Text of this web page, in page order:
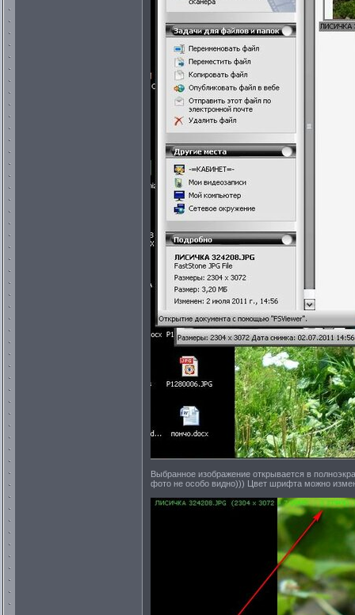
Выбранное изображение открывается в
фото не особо видно))) Цвет шрифта можно